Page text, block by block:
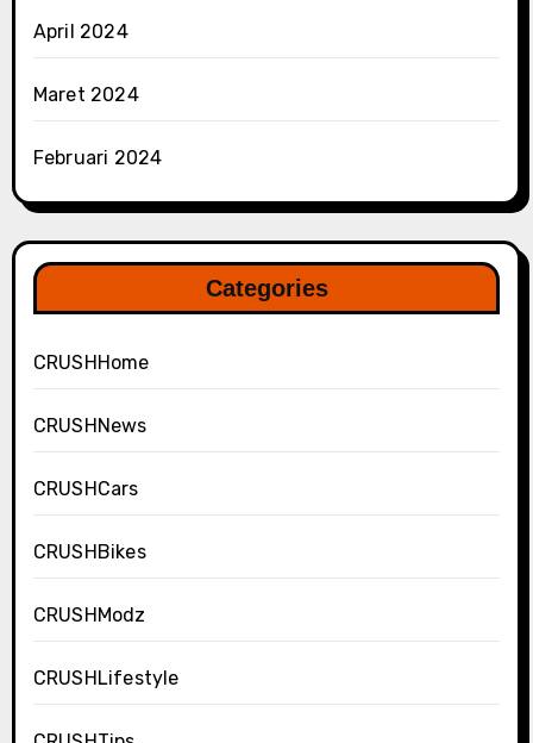
April 2024
Maret 2024
Februari 2024
Categories
CRUSHHome
CRUSHNews
CRUSHCars
CRUSHBikes
CRUSHModz
CRUSHLifestyle